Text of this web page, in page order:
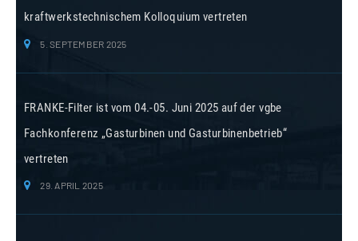
kraftwerkstechnischem Kolloquium vertreten
5. SEPTEMBER 2025
FRANKE-Filter ist vom 04.-05. Juni 2025 auf der vgbe
Fachkonferenz „Gasturbinen und Gasturbinenbetrieb“
vertreten
29. APRIL 2025